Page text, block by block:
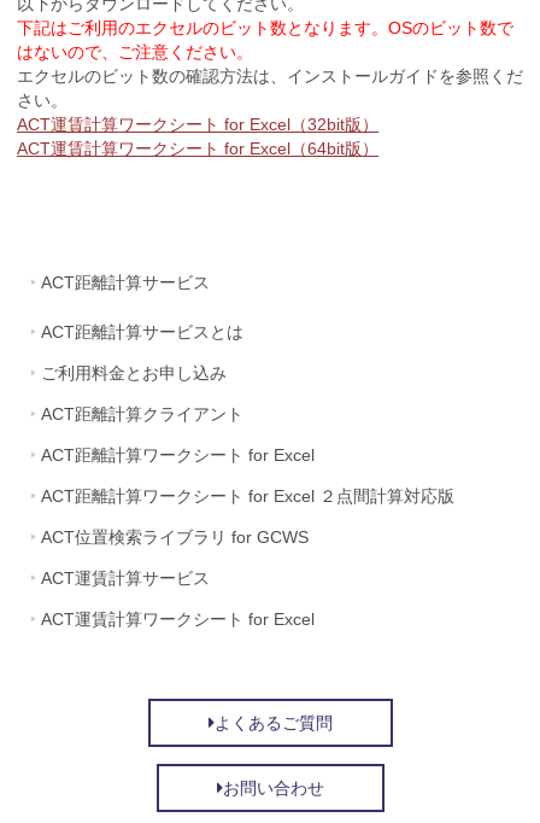
以下からダウンロードしてください。
下記はご利用のエクセルのビット数となります。OSのビット数で
はないので、ご注意ください。
エクセルのビット数の確認方法は、インストールガイドを参照くだ
さい。
ACT運賃計算ワークシート for Excel（32bit版）
ACT運賃計算ワークシート for Excel（64bit版）
ACT距離計算サービス
ACT距離計算サービスとは
ご利用料金とお申し込み
ACT距離計算クライアント
ACT距離計算ワークシート for Excel
ACT距離計算ワークシート for Excel ２点間計算対応版
ACT位置検索ライブラリ for GCWS
ACT運賃計算サービス
ACT運賃計算ワークシート for Excel
よくあるご質問
お問い合わせ